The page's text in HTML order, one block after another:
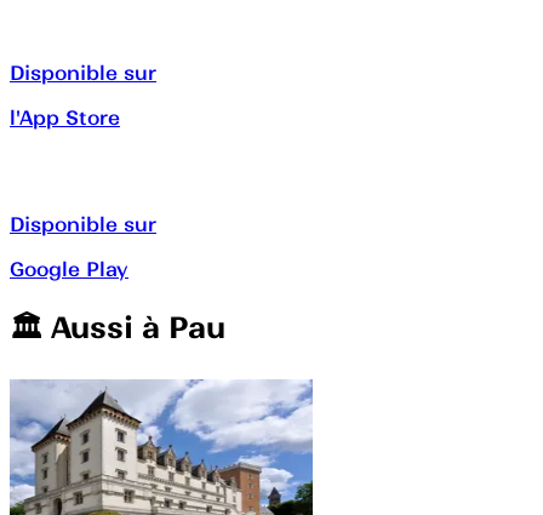
Disponible sur
l'App Store
Disponible sur
Google Play
🏛️️ Aussi à Pau